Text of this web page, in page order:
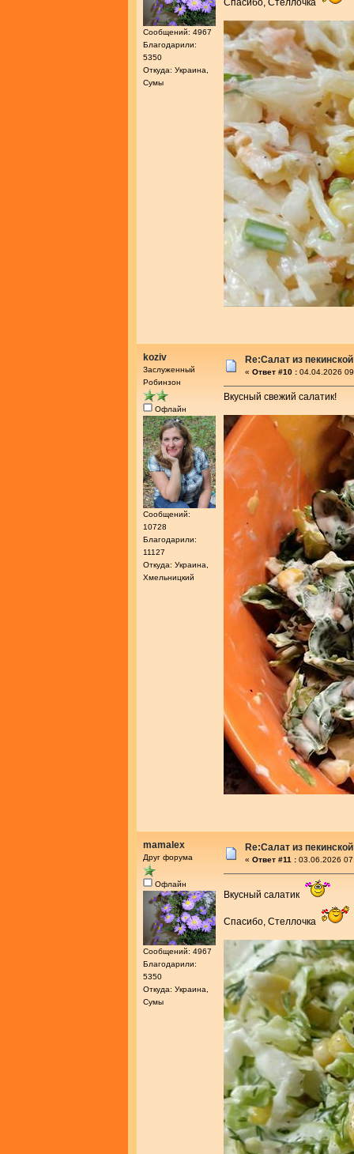
Сообщений: 4967
Благодарили:
5350
Откуда: Украина,
Сумы
Спасибо, Стеллочка
koziv
Заслуженный
Робинзон
Офлайн
Сообщений:
10728
Благодарили:
11127
Откуда: Украина,
Хмельницкий
Re:Салат из
« Ответ #10 : 04.04.2026
Вкусный свежий салатик!
mamalex
Друг форума
Офлайн
Сообщений: 4967
Благодарили:
5350
Откуда: Украина,
Сумы
Re:Салат из
« Ответ #11 : 03.06.2026
Вкусный салатик
Спасибо, Стеллочка